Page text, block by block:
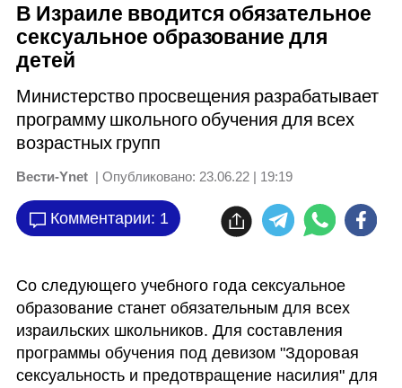
В Израиле вводится обязательное
сексуальное образование для
детей
Министерство просвещения разрабатывает
программу школьного обучения для всех
возрастных групп
Вести-Ynet | Опубликовано: 23.06.22 | 19:19
Комментарии: 1
Со следующего учебного года сексуальное
образование станет обязательным для всех
израильских школьников. Для составления
программы обучения под девизом "Здоровая
сексуальность и предотвращение насилия" для